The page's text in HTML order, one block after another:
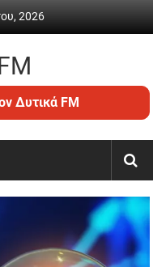
2026
Δυτικά FM